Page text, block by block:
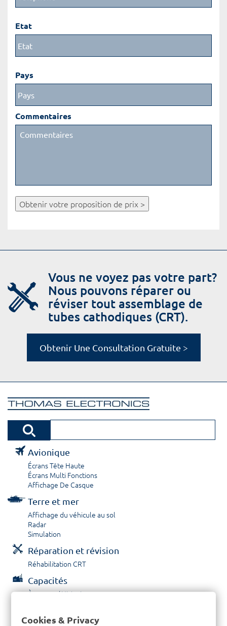
Etat
Pays
Commentaires
Obtenir votre proposition de prix >
Vous ne voyez pas votre part?
Nous pouvons réparer ou
réviser tout assemblage de
tubes cathodiques (CRT).
Obtenir Une Consultation Gratuite >
Avionique
Écrans Tête Haute
Écrans Multi Fonctions
Affichage De Casque
Terre et mer
Affichage du véhicule au sol
Radar
Simulation
Réparation et révision
Réhabilitation CRT
Capacités
À propos / Historique
Cookies & Privacy